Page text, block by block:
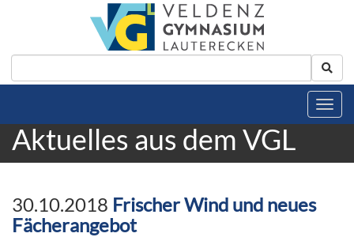
Aktuelles aus dem VGL
30.10.2018 Frischer Wind und neues
Fächerangebot